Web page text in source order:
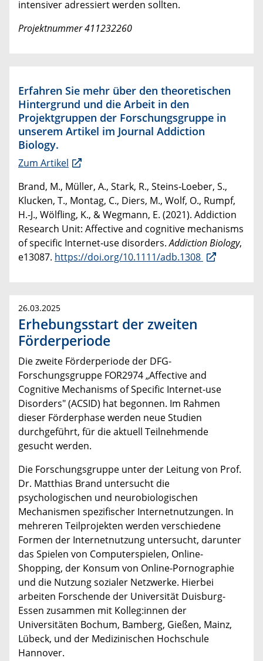
intensiver adressiert werden sollten.
​​Projektnummer 411232260
Erfahren Sie mehr über den theoretischen
Hintergrund und die Arbeit in den
Projektgruppen der Forschungsgruppe in
unserem Artikel im Journal Addiction
Biology.
Zum Artikel
Brand, M., Müller, A., Stark, R., Steins‐Loeber, S.,
Klucken, T., Montag, C., Diers, M., Wolf, O., Rumpf,
H.-J., Wölfling, K., & Wegmann, E. (2021). Addiction
Research Unit: Affective and cognitive mechanisms
of specific Internet‐use disorders.Addiction Biology,
e13087. https://doi.org/10.1111/adb.1308
26.03.2025
Erhebungsstart der zweiten
Förderperiode
Die zweite Förderperiode der DFG-
Forschungsgruppe FOR2974 „Affective and
Cognitive Mechanisms of Specific Internet-use
Disorders" (ACSID) hat begonnen. Im Rahmen
dieser Förderphase werden neue Studien
durchgeführt, für die aktuell Teilnehmende
gesucht werden.
Die Forschungsgruppe unter der Leitung von Prof.
Dr. Matthias Brand untersucht die
psychologischen und neurobiologischen
Mechanismen spezifischer Internetnutzungen. In
mehreren Teilprojekten werden verschiedene
Formen der Internetnutzung untersucht, darunter
das Spielen von Computerspielen, Online-
Shopping, der Konsum von Online-Pornographie
und die Nutzung sozialer Netzwerke. Hierbei
arbeiten Forschende der Universität Duisburg-
Essen zusammen mit Kolleg:innen der
Universitäten Bochum, Bamberg, Gießen, Mainz,
Lübeck, und der Medizinischen Hochschule
Hannover.